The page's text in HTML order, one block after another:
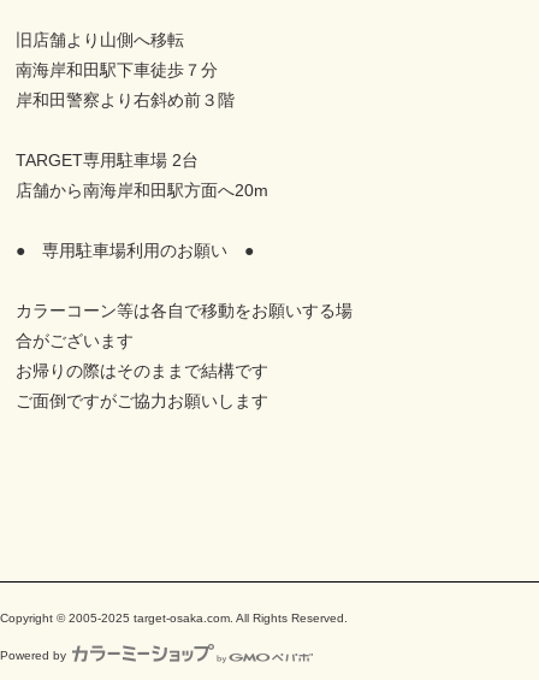
旧店舗より山側へ移転
南海岸和田駅下車徒歩７分
岸和田警察より右斜め前３階
TARGET専用駐車場 2台
店舗から南海岸和田駅方面へ20m
● 専用駐車場利用のお願い ●
カラーコーン等は各自で移動をお願いする場
合がございます
お帰りの際はそのままで結構です
ご面倒ですがご協力お願いします
Copyright © 2005-2025 target-osaka.com. All Rights Reserved.
Powered by